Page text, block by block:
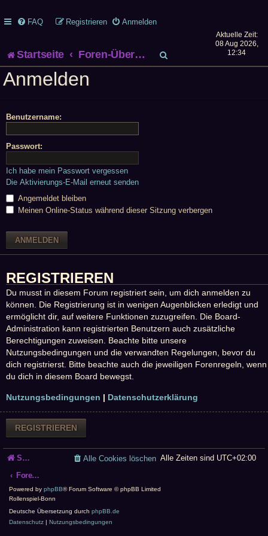
FAQ Anmelden
Registrieren
Startseite Foren-Übersicht
Aktuelle Zeit:
08 Aug 2026,
12:34
Anmelden
Benutzername:
Passwort:
Ich habe mein Passwort vergessen
Die Aktivierungs-E-Mail erneut senden
Angemeldet bleiben
Meinen Online-Status während dieser Sitzung verbergen
REGISTRIEREN
Du musst in diesem Forum registriert sein, um dich anmelden zu
können. Die Registrierung ist in wenigen Augenblicken erledigt und
ermöglicht dir, auf weitere Funktionen zuzugreifen. Die Board-
Administration kann registrierten Benutzern auch zusätzliche
Berechtigungen zuweisen. Beachte bitte unsere
Nutzungsbedingungen und die verwandten Regelungen, bevor du
dich registrierst. Bitte beachte auch die jeweiligen Forenregeln, wenn
du dich in diesem Board bewegst.
Nutzungsbedingungen | Datenschutzerklärung
REGISTRIEREN
Startseite
Foren-Übersicht
Alle Zeiten sind UTC+02:00
Alle Cookies löschen
Powered by phpBB® Forum Software © phpBB Limited
Rollenspiel-Bonn
Deutsche Übersetzung durch phpBB.de
Datenschutz
Nutzungsbedingungen